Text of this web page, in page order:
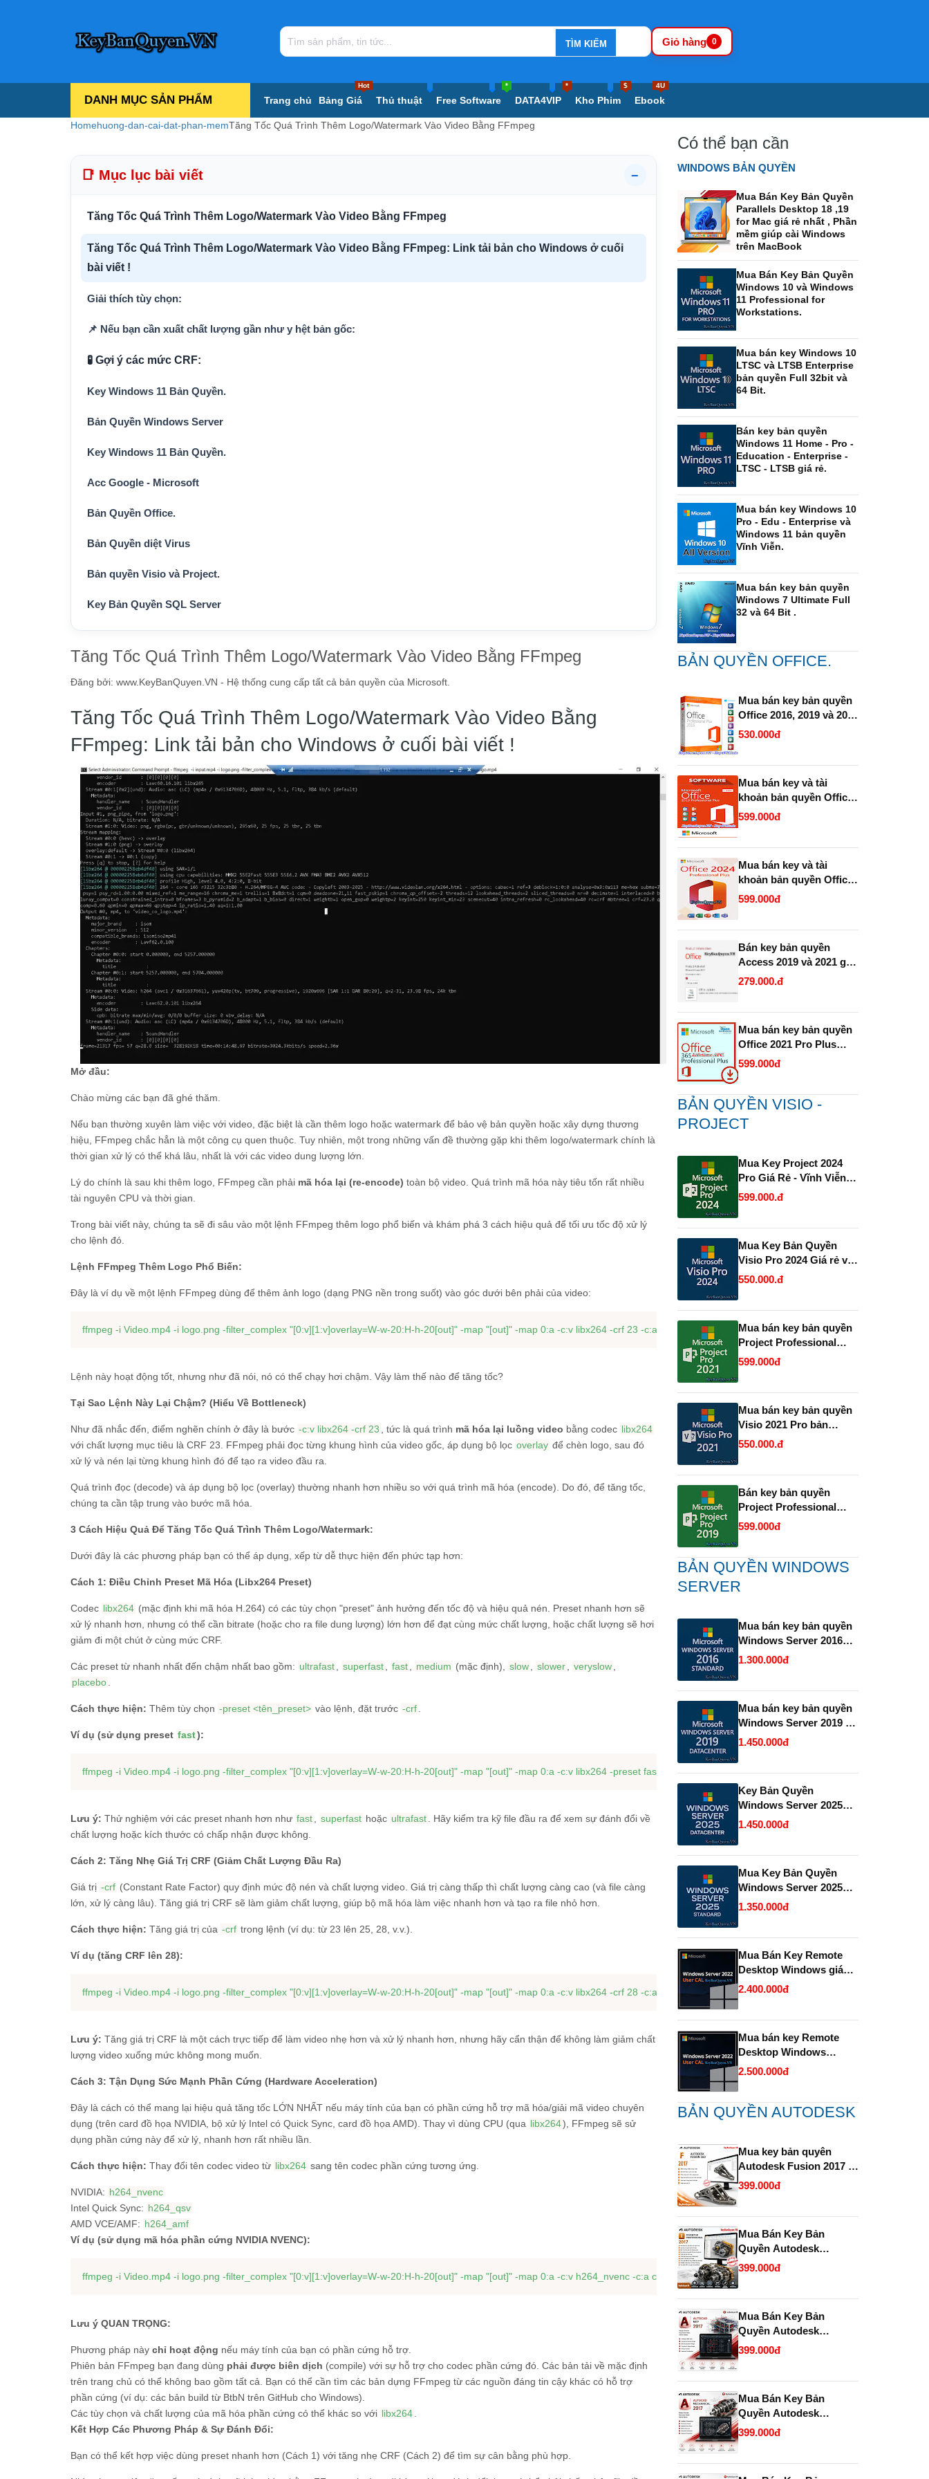
Giỏ hàng 0
DANH MỤC SẢN PHẨM Trang chủ Bảng Giá
Hot
Thủ thuật Free Software
*
DATA4VIP
*
Kho Phim
$
Ebook
4U
Homehuong-dan-cai-dat-phan-memTăng Tốc Quá Trình Thêm Logo/Watermark Vào Video Bằng FFmpeg
📑 Mục lục bài viết −
Tăng Tốc Quá Trình Thêm Logo/Watermark Vào Video Bằng FFmpeg
Tăng Tốc Quá Trình Thêm Logo/Watermark Vào Video Bằng FFmpeg: Link tải bản cho Windows ở cuối
bài viết !
Giải thích tùy chọn:
📌 Nếu bạn cần xuất chất lượng gần như y hệt bản gốc:
🧪 Gợi ý các mức CRF:
Key Windows 11 Bản Quyền.
Bản Quyền Windows Server
Key Windows 11 Bản Quyền.
Acc Google - Microsoft
Bản Quyền Office.
Bản Quyền diệt Virus
Bản quyền Visio và Project.
Key Bản Quyền SQL Server
Tăng Tốc Quá Trình Thêm Logo/Watermark Vào Video Bằng FFmpeg
Đăng bởi: www.KeyBanQuyen.VN - Hệ thống cung cấp tất cả bản quyền của Microsoft.
Tăng Tốc Quá Trình Thêm Logo/Watermark Vào Video Bằng
FFmpeg: Link tải bản cho Windows ở cuối bài viết !
Mở đầu:
Chào mừng các bạn đã ghé thăm.
Nếu bạn thường xuyên làm việc với video, đặc biệt là cần thêm logo hoặc watermark để bảo vệ bản quyền hoặc xây dựng thương
hiệu, FFmpeg chắc hẳn là một công cụ quen thuộc. Tuy nhiên, một trong những vấn đề thường gặp khi thêm logo/watermark chính là
thời gian xử lý có thể khá lâu, nhất là với các video dung lượng lớn.
Lý do chính là sau khi thêm logo, FFmpeg cần phải mã hóa lại (re-encode) toàn bộ video. Quá trình mã hóa này tiêu tốn rất nhiều
tài nguyên CPU và thời gian.
Trong bài viết này, chúng ta sẽ đi sâu vào một lệnh FFmpeg thêm logo phổ biến và khám phá 3 cách hiệu quả để tối ưu tốc độ xử lý
cho lệnh đó.
Lệnh FFmpeg Thêm Logo Phổ Biến:
Đây là ví dụ về một lệnh FFmpeg dùng để thêm ảnh logo (dạng PNG nền trong suốt) vào góc dưới bên phải của video:
ffmpeg -i Video.mp4 -i logo.png -filter_complex "[0:v][1:v]overlay=W-w-20:H-h-20[out]" -map "[out]"
Lệnh này hoạt động tốt, nhưng như đã nói, nó có thể chạy hơi chậm. Vậy làm thế nào để tăng tốc?
Tại Sao Lệnh Này Lại Chậm? (Hiểu Về Bottleneck)
Như đã nhắc đến, điểm nghẽn chính ở đây là bước -c:v libx264 -crf 23 , tức là quá trình mã hóa lại luồng video bằng codec libx264
với chất lượng mục tiêu là CRF 23. FFmpeg phải đọc từng khung hình của video gốc, áp dụng bộ lọc overlay để chèn logo, sau đó
xử lý và nén lại từng khung hình đó để tạo ra video đầu ra.
Quá trình đọc (decode) và áp dụng bộ lọc (overlay) thường nhanh hơn nhiều so với quá trình mã hóa (encode). Do đó, để tăng tốc,
chúng ta cần tập trung vào bước mã hóa.
3 Cách Hiệu Quả Để Tăng Tốc Quá Trình Thêm Logo/Watermark:
Dưới đây là các phương pháp bạn có thể áp dụng, xếp từ dễ thực hiện đến phức tạp hơn:
Cách 1: Điều Chỉnh Preset Mã Hóa (Libx264 Preset)
Codec libx264 (mặc định khi mã hóa H.264) có các tùy chọn "preset" ảnh hưởng đến tốc độ và hiệu quả nén. Preset nhanh hơn sẽ
xử lý nhanh hơn, nhưng có thể cần bitrate (hoặc cho ra file dung lượng) lớn hơn để đạt cùng mức chất lượng, hoặc chất lượng sẽ hơi
giảm đi một chút ở cùng mức CRF.
Các preset từ nhanh nhất đến chậm nhất bao gồm: ultrafast superfast fast medium (mặc định), slow slower veryslow
placebo
Cách thực hiện: Thêm tùy chọn -preset <tên_preset> vào lệnh, đặt trước -crf
Ví dụ (sử dụng preset fast):
ffmpeg -i Video.mp4 -i logo.png -filter_complex "[0:v][1:v]overlay=W-w-20:H-h-20[out]" -map "[out]"
Lưu ý: Thử nghiệm với các preset nhanh hơn như fast superfast hoặc ultrafast
. Hãy kiểm tra kỹ file đầu ra để xem sự đánh đổi về
chất lượng hoặc kích thước có chấp nhận được không.
Cách 2: Tăng Nhẹ Giá Trị CRF (Giảm Chất Lượng Đầu Ra)
Giá trị -crf (Constant Rate Factor) quy định mức độ nén và chất lượng video. Giá trị càng thấp thì chất lượng càng cao (và file càng
lớn, xử lý càng lâu). Tăng giá trị CRF sẽ làm giảm chất lượng, giúp bộ mã hóa làm việc nhanh hơn và tạo ra file nhỏ hơn.
Cách thực hiện: Tăng giá trị của -crf trong lệnh (ví dụ: từ 23 lên 25, 28, v.v.).
Ví dụ (tăng CRF lên 28):
ffmpeg -i Video.mp4 -i logo.png -filter_complex "[0:v][1:v]overlay=W-w-20:H-h-20[out]" -map "[out]"
Lưu ý: Tăng giá trị CRF là một cách trực tiếp để làm video nhẹ hơn và xử lý nhanh hơn, nhưng hãy cẩn thận để không làm giảm chất
lượng video xuống mức không mong muốn.
Cách 3: Tận Dụng Sức Mạnh Phần Cứng (Hardware Acceleration)
Đây là cách có thể mang lại hiệu quả tăng tốc LỚN NHẤT nếu máy tính của bạn có phần cứng hỗ trợ mã hóa/giải mã video chuyên
dụng (trên card đồ họa NVIDIA, bộ xử lý Intel có Quick Sync, card đồ họa AMD). Thay vì dùng CPU (qua libx264), FFmpeg sẽ sử
dụng phần cứng này để xử lý, nhanh hơn rất nhiều lần.
Cách thực hiện: Thay đổi tên codec video từ libx264 sang tên codec phần cứng tương ứng.
NVIDIA: h264_nvenc
Intel Quick Sync: h264_qsv
AMD VCE/AMF: h264_amf
Ví dụ (sử dụng mã hóa phần cứng NVIDIA NVENC):
ffmpeg -i Video.mp4 -i logo.png -filter_complex "[0:v][1:v]overlay=W-w-20:H-h-20[out]" -map "[out]"
Lưu ý QUAN TRỌNG:
Phương pháp này chỉ hoạt động nếu máy tính của bạn có phần cứng hỗ trợ.
Phiên bản FFmpeg bạn đang dùng phải được biên dịch (compile) với sự hỗ trợ cho codec phần cứng đó. Các bản tải về mặc định
trên trang chủ có thể không bao gồm tất cả. Bạn có thể cần tìm các bản dựng FFmpeg từ các nguồn đáng tin cậy khác có hỗ trợ
phần cứng (ví dụ: các bản build từ BtbN trên GitHub cho Windows).
Các tùy chọn và chất lượng của mã hóa phần cứng có thể khác so với libx264
Kết Hợp Các Phương Pháp & Sự Đánh Đổi:
Bạn có thể kết hợp việc dùng preset nhanh hơn (Cách 1) với tăng nhẹ CRF (Cách 2) để tìm sự cân bằng phù hợp.
Có thể bạn cần
WINDOWS BẢN QUYỀN
Mua Bán Key Bản Quyền
Parallels Desktop 18 ,19
for Mac giá rẻ nhất , Phần
mềm giúp cài Windows
trên MacBook
Mua Bán Key Bản Quyền
Windows 10 và Windows
11 Professional for
Workstations.
Mua bán key Windows 10
LTSC và LTSB Enterprise
bản quyền Full 32bit và
64 Bit.
Bán key bản quyền
Windows 11 Home - Pro -
Education - Enterprise -
LTSC - LTSB giá rẻ.
Mua bán key Windows 10
Pro - Edu - Enterprise và
Windows 11 bản quyền
Vĩnh Viễn.
Mua bán key bản quyền
Windows 7 Ultimate Full
32 và 64 Bit .
BẢN QUYỀN OFFICE.
Mua bán key bản quyền
Office 2016, 2019 và 2021
Pro Plus (365 ) Vĩnh Viễn
530.000đ
Mua bán key và tài
khoản bản quyền Office
2019 và 2021 Pro Plus
(365 trọn đời ).
599.000đ
Mua bán key và tài
khoản bản quyền Office
2024 Pro Plus (365
599.000đ
Bán key bản quyền
Access 2019 và 2021 giá
rẻ.
279.000.đ
Mua bán key bản quyền
Office 2021 Pro Plus
1PC trọn đời Full 32 Bit
và 64 Bit .
599.000đ
BẢN QUYỀN VISIO -
PROJECT
Mua Key Project 2024
Pro Giá Rẻ - Vĩnh Viễn
và Uy Tín.
599.000.đ
Mua Key Bản Quyền
Visio Pro 2024 Giá rẻ và
Vĩnh Viễn, Uy Tín.
550.000.đ
Mua bán key bản quyền
Project Professional
2021 Vĩnh Viễn - Giá Rẻ.
599.000đ
Mua bán key bản quyền
Visio 2021 Pro bản
quyền uy tín.
550.000.đ
Bán key bản quyền
Project Professional
2019 và 2021 Full 32 và
599.000đ
BẢN QUYỀN WINDOWS
SERVER
Mua bán key bản quyền
Windows Server 2016
Standard .
1.300.000đ
Mua bán key bản quyền
Windows Server 2019 và
2022 Datacenter.
1.450.000đ
Key Bản Quyền
Windows Server 2025
Datacenter Vĩnh Viễn
1.450.000đ
Mua Key Bản Quyền
Windows Server 2025
Standard và Datacenter
1.350.000đ
Mua Bán Key Remote
Desktop Windows giá
rẻ- Uy tín.
2.400.000đ
Mua bán key Remote
Desktop Windows
Server bản quyền giá rẻ
- Uy Tín.
2.500.000đ
BẢN QUYỀN AUTODESK
Mua key bản quyên
Autodesk Fusion 2017 -
2028 chính hãng giá rẻ.
399.000đ
Mua Bán Key Bản
Quyền Autodesk
Inventor Professional
2017 Chính Hãng, Uy
Tín, Giá Tốt Tại
399.000đ
Mua Bán Key Bản
Quyền Autodesk
AutoCAD MEP 2017
Chính Hãng Giá Tốt Tại
399.000đ
Mua Bán Key Bản
Quyền Autodesk
AutoCAD Mechanical
2017 Chính Hãng Giá Tốt
399.000đ